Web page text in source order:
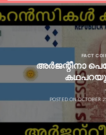
FACT
അർജന്റീനാ
POSTED ONOCTOBER